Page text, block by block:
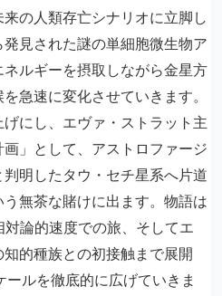
の人類存亡シナリオに立脚し
見された謎の単細胞微生物ア
ルギーを摂取しながら金星方
急速に変化させていきます。
にし、エヴァ・ストラット主
」として、アストロファージ
明したタウ・セチ星系へ片道
無茶な賭けに出ます。物語は
論的速度での旅、そしてエ
的種族との初接触まで展開
ールを徹底的に広げていきま